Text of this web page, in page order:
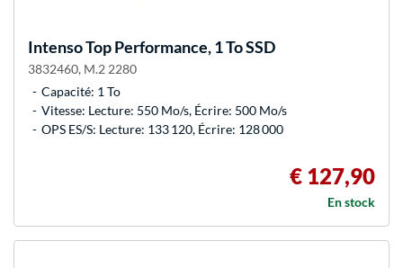
IntensoTop Performance, 1 To SSD
3832460, M.2 2280
Capacité: 1 To
Vitesse: Lecture: 550 Mo/s, Écrire: 500 Mo/s
OPS ES/S: Lecture: 133 120, Écrire: 128 000
€ 127,90
En stock